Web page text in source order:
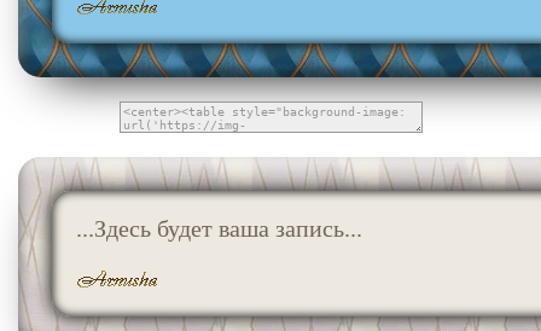
...Здесь будет ваша запись...